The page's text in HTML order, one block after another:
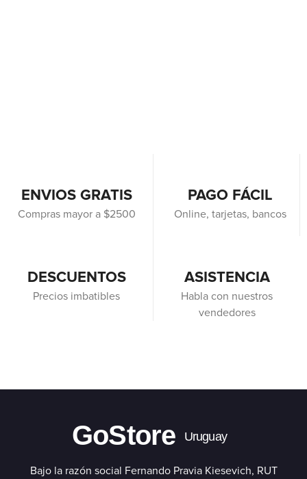
ENVIOS GRATIS
Compras mayor a $2500
PAGO FÁCIL
Online, tarjetas, bancos
DESCUENTOS
Precios imbatibles
ASISTENCIA
Habla con nuestros
vendedores
GoStore Uruguay
Bajo la razón social Fernando Pravia Kiesevich, RUT